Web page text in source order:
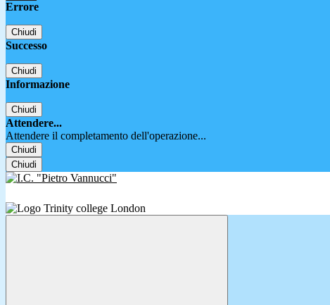
Errore
Chiudi
Successo
Chiudi
Informazione
Chiudi
Attendere...
Attendere il completamento dell'operazione...
Chiudi
Chiudi